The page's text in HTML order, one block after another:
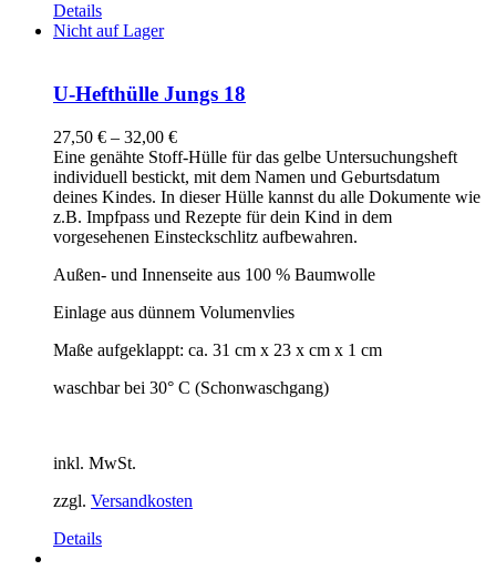
Details
Nicht auf Lager
U-Hefthülle Jungs 18
27,50 € – 32,00 €
Eine genähte Stoff-Hülle für das gelbe Untersuchungsheft
individuell bestickt, mit dem Namen und Geburtsdatum
deines Kindes. In dieser Hülle kannst du alle Dokumente wie
z.B. Impfpass und Rezepte für dein Kind in dem
vorgesehenen Einsteckschlitz aufbewahren.
Außen- und Innenseite aus 100 % Baumwolle
Einlage aus dünnem Volumenvlies
Maße aufgeklappt: ca. 31 cm x 23 x cm x 1 cm
waschbar bei 30° C (Schonwaschgang)
inkl. MwSt.
zzgl. Versandkosten
Details